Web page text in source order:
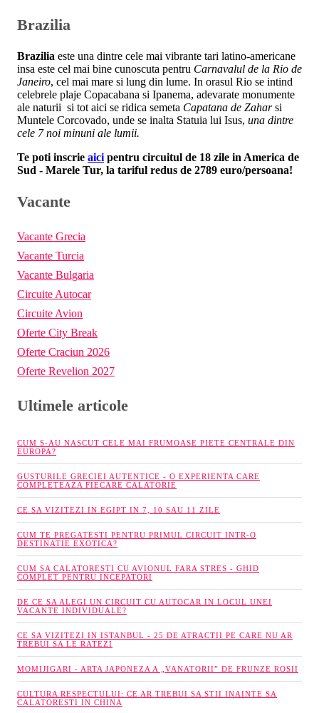
Brazilia
Brazilia este una dintre cele mai vibrante tari latino-americane
insa este cel mai bine cunoscuta pentru Carnavalul de la Rio de
Janeiro, cel mai mare si lung din lume. In orasul Rio se intind
celebrele plaje Copacabana si Ipanema, adevarate monumente
ale naturii si tot aici se ridica semeta Capatana de Zaharsi
Muntele Corcovado, unde se inalta Statuia lui Isus, una dintre
cele 7 noi minuni ale lumii.
Te poti inscrie aici pentru circuitul de 18 zile in America de
Sud - Marele Tur, la tariful redus de 2789 euro/persoana!
Vacante
Vacante Grecia
Vacante Turcia
Vacante Bulgaria
Circuite Autocar
Circuite Avion
Oferte City Break
Oferte Craciun 2026
Oferte Revelion 2027
Ultimele articole
CUM S-AU NASCUT CELE MAI FRUMOASE PIETE CENTRALE DIN
EUROPA?
GUSTURILE GRECIEI AUTENTICE - O EXPERIENTA CARE
COMPLETEAZA FIECARE CALATORIE
CE SA VIZITEZI IN EGIPT IN 7, 10 SAU 11 ZILE
CUM TE PREGATESTI PENTRU PRIMUL CIRCUIT INTR-O
DESTINATIE EXOTICA?
CUM SA CALATORESTI CU AVIONUL FARA STRES - GHID
COMPLET PENTRU INCEPATORI
DE CE SA ALEGI UN CIRCUIT CU AUTOCAR IN LOCUL UNEI
VACANTE INDIVIDUALE?
CE SA VIZITEZI IN ISTANBUL - 25 DE ATRACTII PE CARE NU AR
TREBUI SA LE RATEZI
MOMIJIGARI - ARTA JAPONEZA A „VANATORII” DE FRUNZE ROSII
CULTURA RESPECTULUI: CE AR TREBUI SA STII INAINTE SA
CALATORESTI IN CHINA